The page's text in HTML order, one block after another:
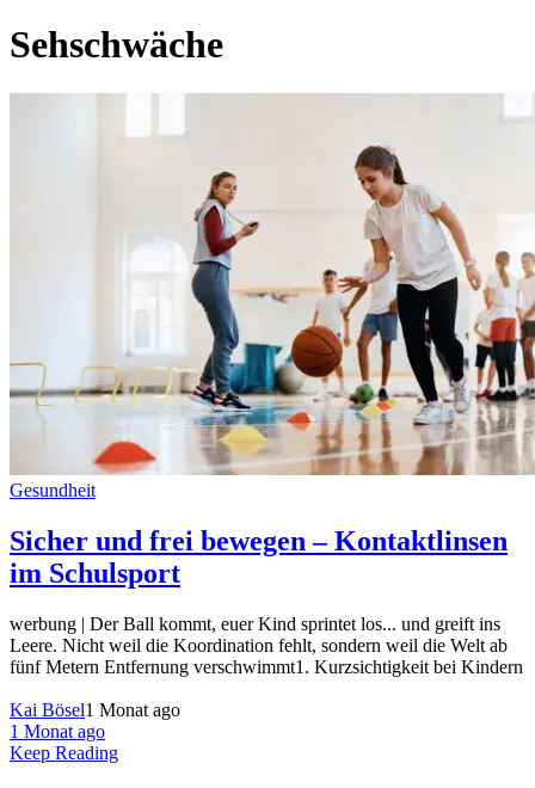
Sehschwäche
Gesundheit
Sicher und frei bewegen – Kontaktlinsen
im Schulsport
werbung | Der Ball kommt, euer Kind sprintet los... und greift ins
Leere. Nicht weil die Koordination fehlt, sondern weil die Welt ab
fünf Metern Entfernung verschwimmt1. Kurzsichtigkeit bei Kindern
Kai Bösel1 Monat ago
1 Monat ago
Keep Reading